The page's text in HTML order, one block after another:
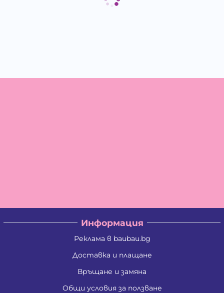
Информация
Реклама в baubau.bg
Доставка и плащане
Връщане и замяна
Общи условия за ползване